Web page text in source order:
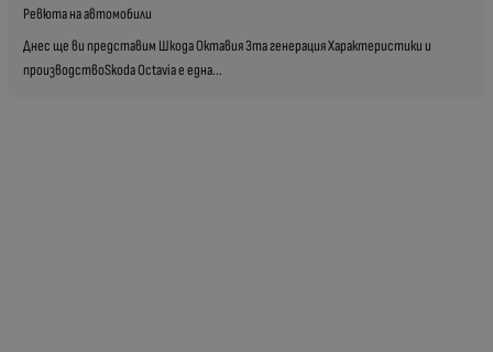
Ревюта на автомобили
Днес ще ви представим Шкода Октавия 3та генерация Характеристики и
производствоSkoda Octavia е една...